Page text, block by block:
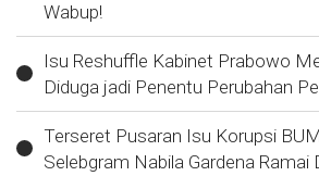
Wabup!
Isu Reshuffle Kabinet Prabowo
Diduga jadi Penentu Perubahan
Terseret Pusaran Isu Korupsi
Selebgram Nabila Gardena Ramai